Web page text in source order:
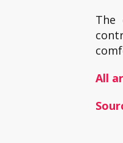
The
All